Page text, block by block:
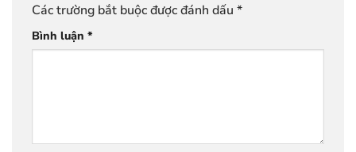
Các trường bắt buộc được đánh dấu *
Bình luận *